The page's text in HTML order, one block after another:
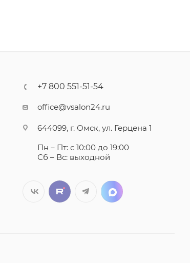
+7 800 551-51-54
office@vsalon24.ru
644099, г. Омск, ул. Герцена 1
Пн – Пт: с 10:00 до 19:00
Сб – Вс: выходной